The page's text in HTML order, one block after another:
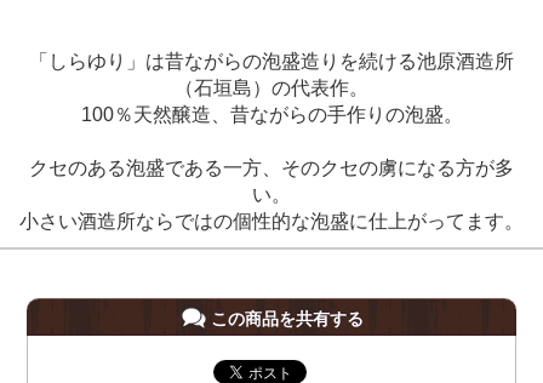
「しらゆり」は昔ながらの泡盛造りを続ける池原酒造所
（石垣島）の代表作。
100％天然醸造、昔ながらの手作りの泡盛。
クセのある泡盛である一方、そのクセの虜になる方が多
い。
小さい酒造所ならではの個性的な泡盛に仕上がってます。
この商品を共有する